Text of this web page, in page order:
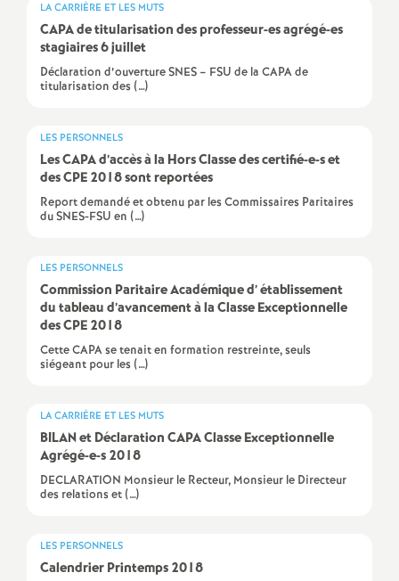
d
e
r
r
l
a
n
LA CARRIÈRE ET LES MUTS
CAPAde titularisation des professeur-es agrégé-es
stagiaires 6 juillet
Déclaration d’ouverture SNES – FSU de la CAPA de
titularisation des (…)
LES PERSONNELS
LesCAPAd’accès à la Hors Classe des certifié-e-s et
desCPE2018 sont reportées
Report demandé et obtenu par les Commissaires Paritaires
du SNES-FSU en (…)
LES PERSONNELS
Commission Paritaire Académique d’ établissement
du tableau d’avancement à la Classe Exceptionnelle
desCPE2018
Cette CAPA se tenait en formation restreinte, seuls
siégeant pour les (…)
LA CARRIÈRE ET LES MUTS
BILANet DéclarationCAPAClasse Exceptionnelle
Agrégé-e-s 2018
DECLARATION Monsieur le Recteur, Monsieur le Directeur
des relations et (…)
LES PERSONNELS
Calendrier Printemps 2018